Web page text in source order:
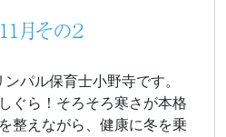
月その２
パル保育士小野寺です。
ぐら！そろそろ寒さが本格
整えながら、健康に冬を乗